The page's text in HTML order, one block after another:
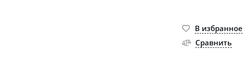
В избранное
Сравнить